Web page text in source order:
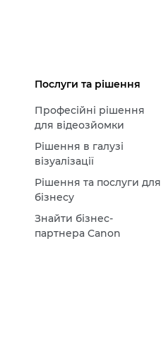
Послуги та рішення
Професійні рішення
для відеозйомки
Рішення в галузі
візуалізації
Рішення та послуги для
бізнесу
Знайти бізнес-
партнера Canon